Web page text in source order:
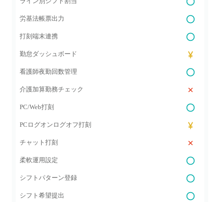
労基法帳票出力
打刻端末連携
勤怠ダッシュボード
看護師夜勤回数管理
介護加算勤務チェック
PC/Web打刻
PCログオンログオフ打刻
チャット打刻
柔軟運用設定
シフトパターン登録
シフト希望提出